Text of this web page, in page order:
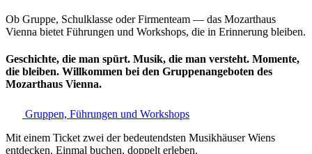
Ob Gruppe, Schulklasse oder Firmenteam — das Mozarthaus
Vienna bietet Führungen und Workshops, die in Erinnerung bleiben.
Geschichte, die man spürt. Musik, die man versteht. Momente,
die bleiben. Willkommen bei den Gruppenangeboten des
Mozarthaus Vienna.
Gruppen, Führungen und Workshops
Mit einem Ticket zwei der bedeutendsten Musikhäuser Wiens
entdecken. Einmal buchen, doppelt erleben.